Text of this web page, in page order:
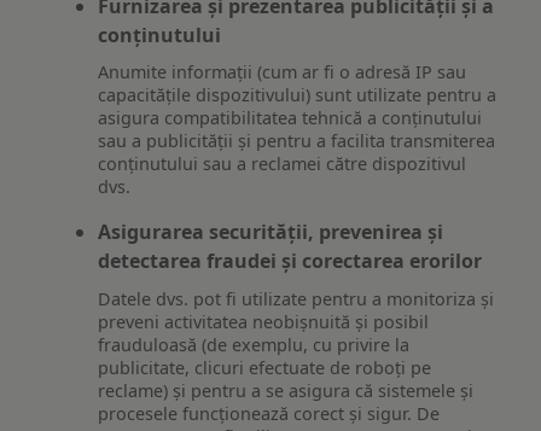
Furnizarea și prezentarea publicității și a
conținutului
Anumite informații (cum ar fi o adresă IP sau
capacitățile dispozitivului) sunt utilizate pentru a
asigura compatibilitatea tehnică a conținutului
sau a publicității și pentru a facilita transmiterea
conținutului sau a reclamei către dispozitivul
dvs.
Asigurarea securității, prevenirea și
detectarea fraudei și corectarea erorilor
Datele dvs. pot fi utilizate pentru a monitoriza și
preveni activitatea neobișnuită și posibil
frauduloasă (de exemplu, cu privire la
publicitate, clicuri efectuate de roboți pe
reclame) și pentru a se asigura că sistemele și
procesele funcționează corect și sigur. De